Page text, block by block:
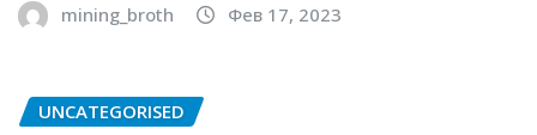
mining_broth Фев 17, 2023
UNCATEGORISED